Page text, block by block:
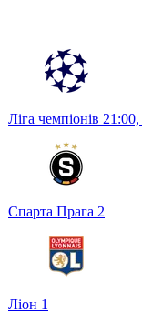
Ліга чемпіонів 21:00,
Спарта Прага 2
Ліон 1